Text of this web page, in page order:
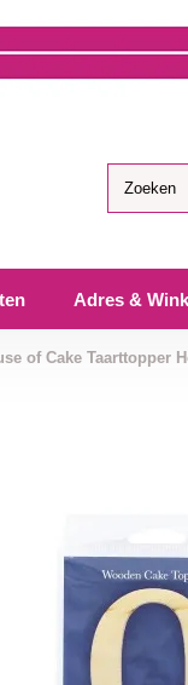
Adres &
of Cake Taarttopper